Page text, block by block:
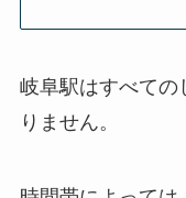
岐阜駅はすべての
りません。